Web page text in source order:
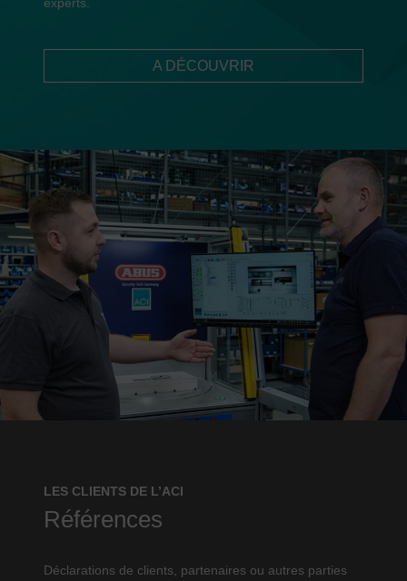
experts.
A DÉCOUVRIR
LES CLIENTS DE L’ACI
Références
Déclarations de clients, partenaires ou autres parties